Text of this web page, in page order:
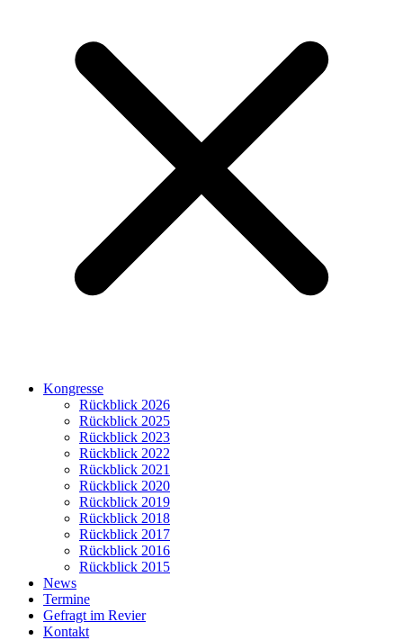
Kongresse
Rückblick 2026
Rückblick 2025
Rückblick 2023
Rückblick 2022
Rückblick 2021
Rückblick 2020
Rückblick 2019
Rückblick 2018
Rückblick 2017
Rückblick 2016
Rückblick 2015
News
Termine
Gefragt im Revier
Kontakt